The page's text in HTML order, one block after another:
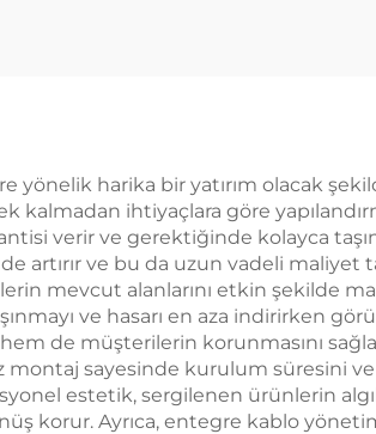
harika bir yatırım olacak
kalmadan ihtiyaçlara göre
verir ve gerektiğinde kolayca
ve bu da uzun vadeli maliyet
mevcut alanlarını etkin şekilde
ve hasarı en aza indirirken
de müşterilerin korunmasını
sayesinde kurulum süresini ve
estetik, sergilenen ürünlerin
korur. Ayrıca, entegre kablo